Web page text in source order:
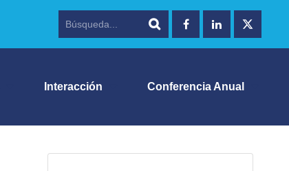
Interacción Conferencia Anual